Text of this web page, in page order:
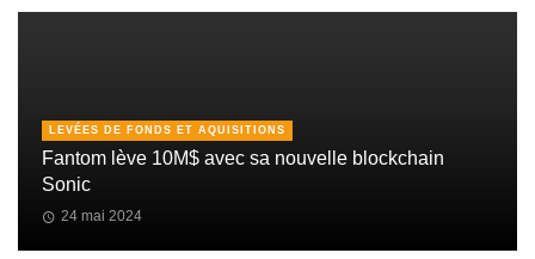
LEVÉES DE FONDS ET AQUISITIONS
Fantom lève 10M$ avec sa nouvelle blockchain
Sonic
24 mai 2024